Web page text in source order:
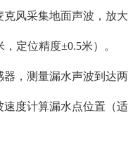
风采集地面声波，放大
定位精度±0.5米）。
，测量漏水声波到达两
度计算漏水点位置（适